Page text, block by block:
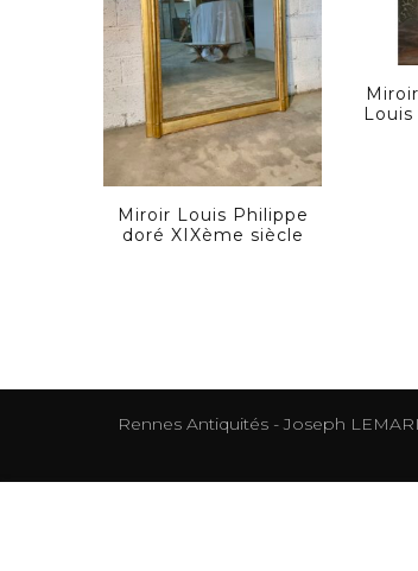
Miroir Louis Philippe
doré XIXème siècle
Rennes Antiquités - Joseph